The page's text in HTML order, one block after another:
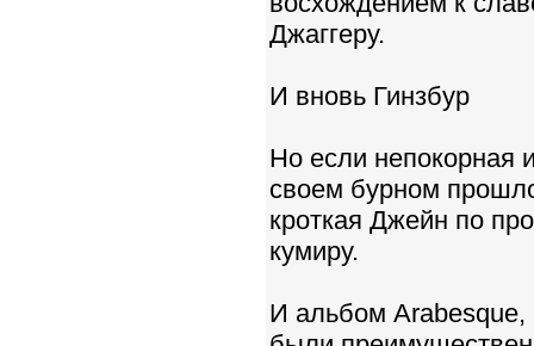
Джаггеру.
И вновь Гинзбур
Но если непокорная
своем бурном
кроткая Джейн по
кумиру.
И альбом Arabesque,